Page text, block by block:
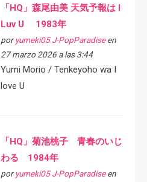
「HQ」森尾由美 天気予報は I
Luv U 1983年
por yumeki05 J-PopParadiseen
27 marzo 2026 a las 3:44
Yumi Morio / Tenkeyoho wa I
love U
「HQ」菊池桃子 青春のいじ
わる 1984年
por yumeki05 J-PopParadiseen